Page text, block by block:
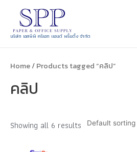
บริษัท เอสพีพี ครีเอท แอนด์ พริ้นติ้ง จำกัด
Home/ Products tagged “คลิป”
คลิป
Showing all 6 results